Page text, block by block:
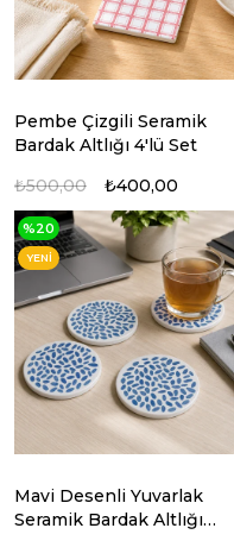
Pembe Çizgili Seramik
Bardak Altlığı 4'lü Set
₺400,00
₺500,00
Mavi Desenli Yuvarlak
Seramik Bardak Altlığı
%20
YENI